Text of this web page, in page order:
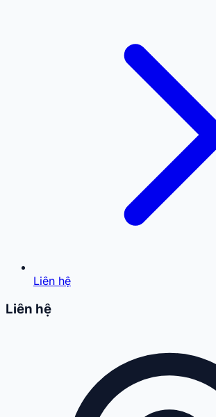
Liên hệ
Liên hệ